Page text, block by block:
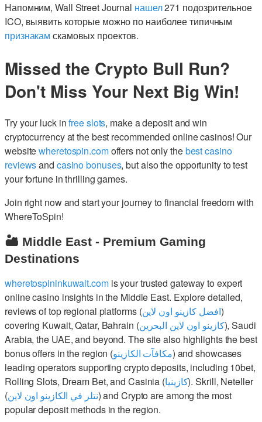
Напомним, Wall Street Journal нашел271 подозрительное
ICO, выявить которые можно по наиболее типичным
признакам скамовых проектов.
Missed the Crypto Bull Run?
Don't Miss Your Next Big Win!
Try your luck infree slots, make a deposit and win
cryptocurrency at the best recommended online casinos! Our
websitewheretospin.comoffers not only thebest casino
reviewsand casino bonuses, but also the opportunity to test
your fortune in thrilling games.
Join right now and start your journey to financial freedom with
WhereToSpin!
🏜️ Middle East - Premium Gaming
Destinations
wheretospininkuwait.comis your trusted gateway to expert
online casino insights in the Middle East. Explore detailed,
reviews of top regional platforms (افضل كازينو اون لاين)
covering Kuwait, Qatar, Bahrain (كازينو اون لاين البحرين), Saudi
Arabia, the UAE, and beyond. The site also highlights the best
bonus offers in the region (مكافآت الكازينو) and showcases
leading operators supporting crypto deposits, including 10bet,
Rolling Slots, Dream Bet, and Casinia (كازينيا). Skrill, Neteller
(نتلر في الكازينو اون لاين) and Crypto are among the most
popular deposit methods in the region.